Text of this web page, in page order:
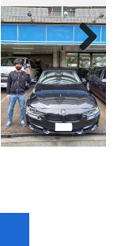
Next